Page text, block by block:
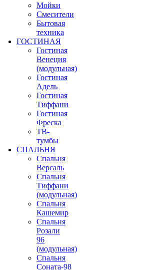
Мойки
Смесители
Бытовая
техника
ГОСТИНАЯ
Гостиная
Венеция
(модульная)
Гостиная
Адель
Гостиная
Тиффани
Гостиная
Фреска
ТВ-
тумбы
СПАЛЬНЯ
Спальня
Версаль
Спальня
Тиффани
(модульная)
Спальня
Кашемир
Спальня
Розали
96
(модульная)
Спальня
Соната-98